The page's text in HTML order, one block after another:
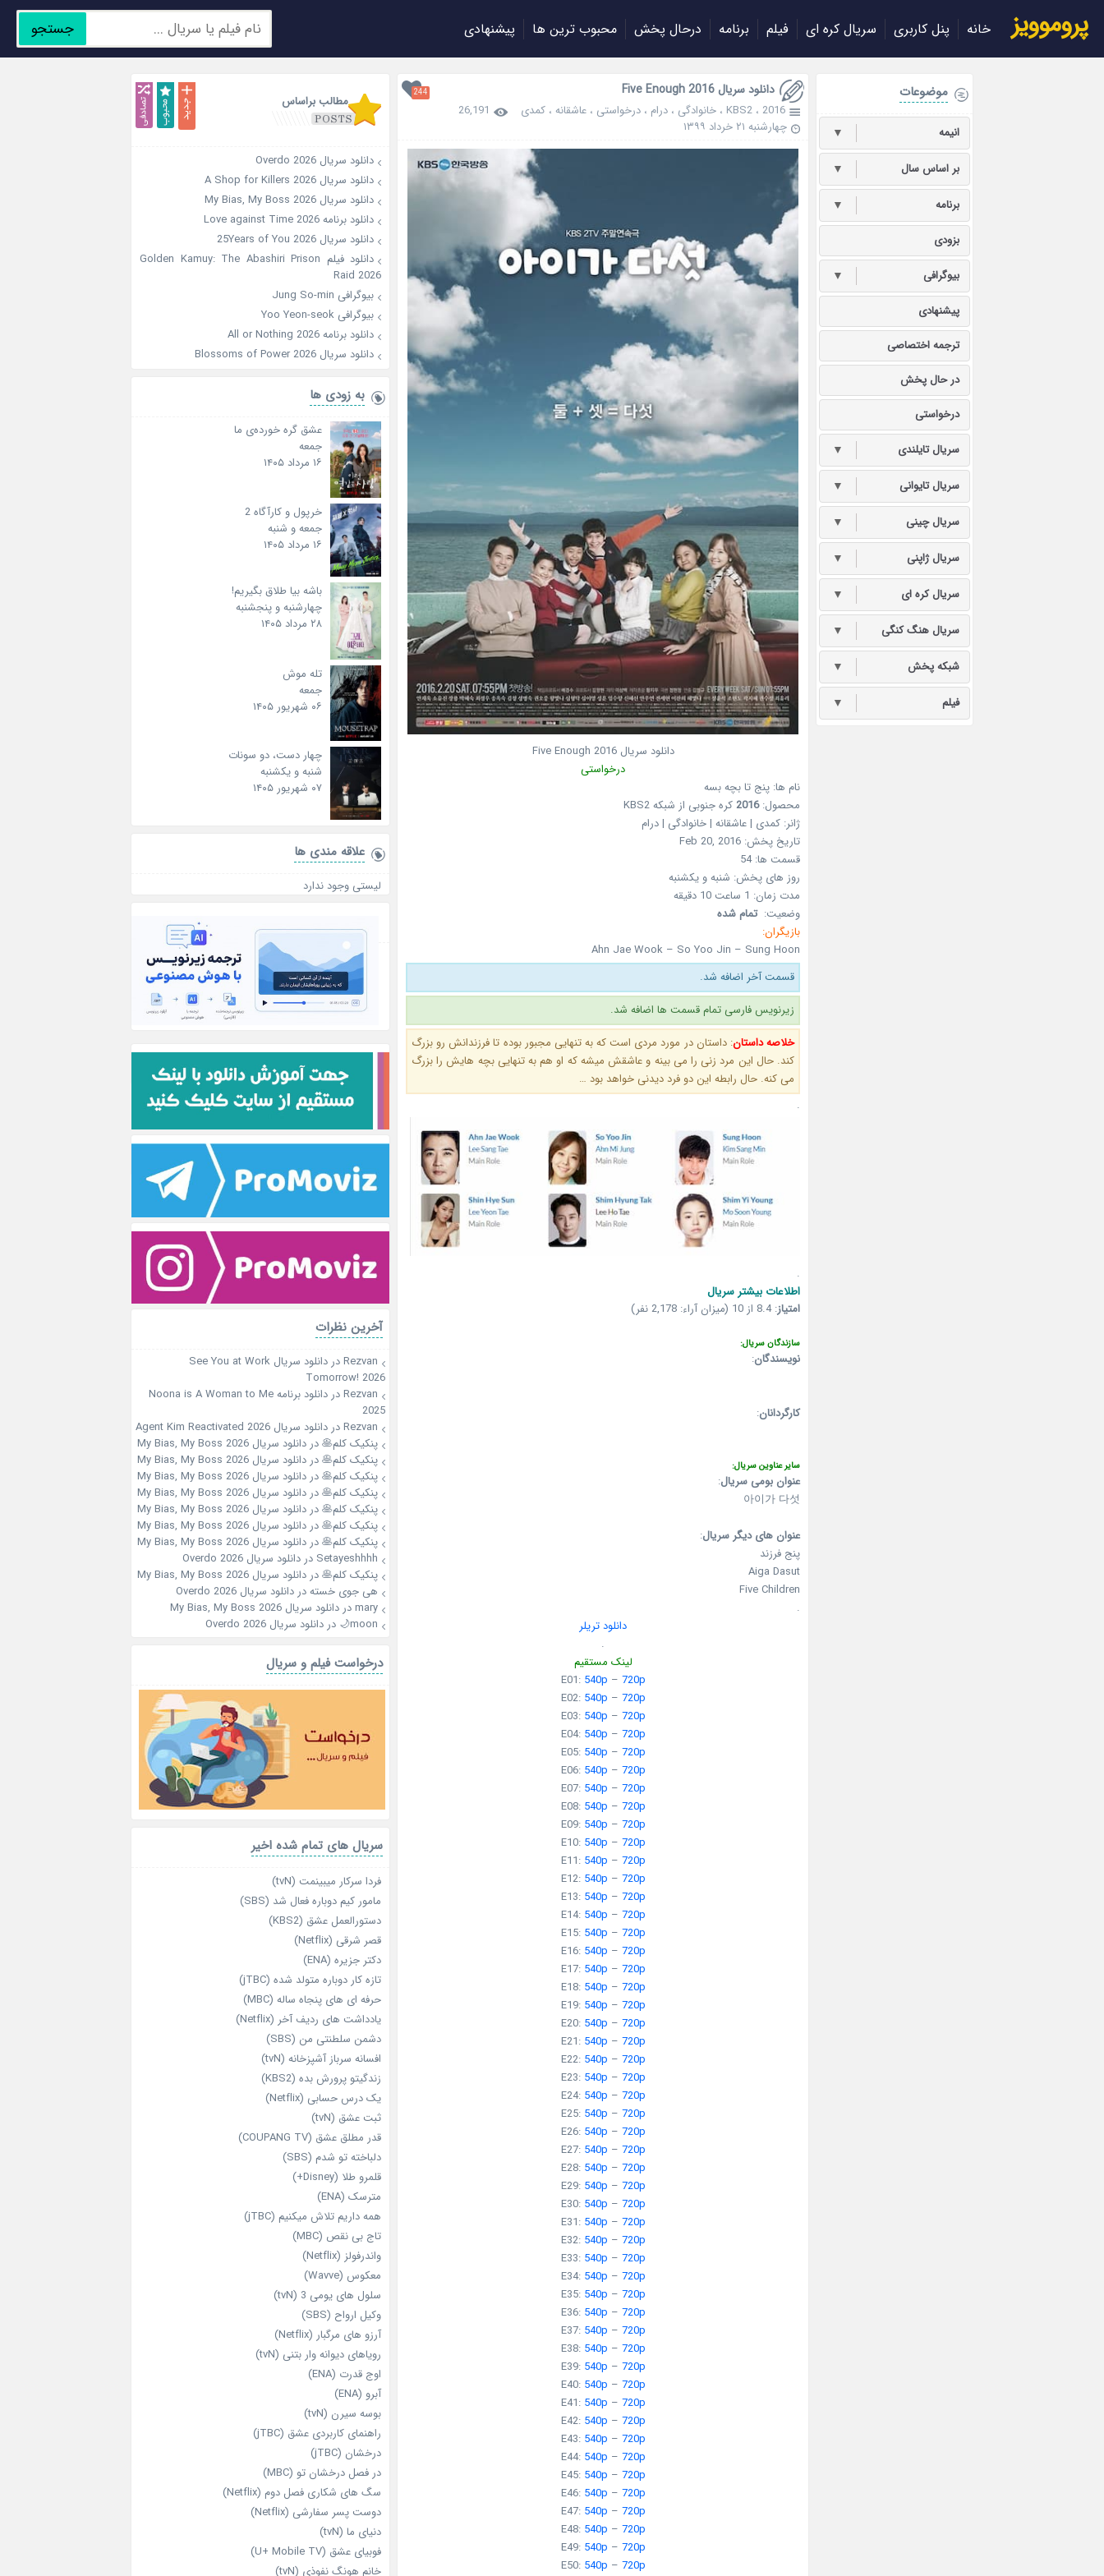
پروموویز خانه پنل کاربری سریال کره ای فیلم برنامه درحال پخش محبوب ترین ها پیشنهادی جستجو
دانلود سریال Five Enough 2016 244
2016 ، KBS2 ، خانوادگی ، درام ، درخواستی ، عاشقانه ، کمدی
26,191
چهارشنبه ۲۱ خرداد ۱۳۹۹
دانلود سریال Five Enough 2016
درخواستی
نام ها: پنج تا بچه بسه
محصول:2016کره جنوبی از شبکهKBS2
ژانر: کمدی | عاشقانه | خانوادگی | درام
تاریخ پخش: Feb 20, 2016
قسمت ها:54
روز های پخش: شنبه و یکشنبه
مدت زمان: 1 ساعت 10 دقیقه
وضعیت: تمام شده
بازیگران:
Ahn Jae Wook – So Yoo Jin – Sung Hoon
قسمت آخر اضافه شد.
زیرنویس فارسی تمام قسمت ها اضافه شد.
خلاصه داستان:داستان در مورد مردی است که به تنهایی مجبور بوده تا فرزندانش رو بزرگ
کند. حال این مرد زنی را می بینه و عاشقش میشه که او هم به تنهایی بچه هایش را بزرگ
می کنه. حال رابطه این دو فرد دیدنی خواهد بود …
.
.
اطلاعات بیشتر سریال
امتیاز:8.4 از 10 (میزان آراء: 2,178 نفر)
سازندگان سریال:
نویسندگان:
کارگردانان:
سایر عناوین سریال:
عنوان بومی سریال:
아이가 다섯
عنوان های دیگر سریال:
پنج فرزند
Aiga Dasut
Five Children
.
دانلود تریلر
.
لینک مستقیم
E01: 540p – 720p
E02: 540p – 720p
E03: 540p – 720p
E04: 540p – 720p
E05: 540p – 720p
E06: 540p – 720p
E07: 540p – 720p
E08: 540p – 720p
E09: 540p – 720p
E10: 540p – 720p
E11: 540p – 720p
E12: 540p – 720p
E13: 540p – 720p
E14: 540p – 720p
E15: 540p – 720p
E16: 540p – 720p
E17: 540p – 720p
E18: 540p – 720p
E19: 540p – 720p
E20: 540p – 720p
E21: 540p – 720p
E22: 540p – 720p
E23: 540p – 720p
E24: 540p – 720p
E25: 540p – 720p
E26: 540p – 720p
E27: 540p – 720p
E28: 540p – 720p
E29: 540p – 720p
E30: 540p – 720p
E31: 540p – 720p
E32: 540p – 720p
E33: 540p – 720p
E34: 540p – 720p
E35: 540p – 720p
E36: 540p – 720p
E37: 540p – 720p
E38: 540p – 720p
E39: 540p – 720p
E40: 540p – 720p
E41: 540p – 720p
E42: 540p – 720p
E43: 540p – 720p
E44: 540p – 720p
E45: 540p – 720p
E46: 540p – 720p
E47: 540p – 720p
E48: 540p – 720p
E49: 540p – 720p
E50: 540p – 720p
موضوعات
انیمه ▼
بر اساس سال ▼
برنامه ▼
بزودی
بیوگرافی ▼
پیشنهادی
ترجمه اختصاصی
در حال پخش
درخواستی
سریال تایلندی ▼
سریال تایوانی ▼
سریال چینی ▼
سریال ژاپنی ▼
سریال کره ای ▼
سریال هنگ کنگی ▼
شبکه پخش ▼
فیلم ▼
مطالب براساس
دانلود سریال Overdo 2026
دانلود سریال A Shop for Killers 2026
دانلود سریال My Bias, My Boss 2026
دانلود برنامه Love against Time 2026
دانلود سریال 25Years of You 2026
دانلود فیلم Golden Kamuy: The Abashiri Prison
Raid 2026
بیوگرافی Jung So-min
بیوگرافی Yoo Yeon-seok
دانلود برنامه All or Nothing 2026
دانلود سریال Blossoms of Power 2026
به زودی ها
عشق گره خورده‌ی ما
جمعه
۱۶ مرداد ۱۴۰۵
خرپول و کارآگاه 2
جمعه و شنبه
۱۶ مرداد ۱۴۰۵
باشه بیا طلاق بگیریم!
چهارشنبه و پنجشنبه
۲۸ مرداد ۱۴۰۵
تله موش
جمعه
۰۶ شهریور ۱۴۰۵
چهار دست، دو سونات
شنبه و یکشنبه
۰۷ شهریور ۱۴۰۵
علاقه‌ مندی ها
لیستی وجود ندارد
آخرین نظرات
Rezvanدر
دانلود سریال See You at Work
Tomorrow! 2026
Rezvanدر
دانلود برنامه Noona is A Woman to Me
2025
Rezvanدردانلود سریال Agent Kim Reactivated 2026
پنکیک کلم🥞دردانلود سریال My Bias, My Boss 2026
پنکیک کلم🥞دردانلود سریال My Bias, My Boss 2026
پنکیک کلم🥞دردانلود سریال My Bias, My Boss 2026
پنکیک کلم🥞دردانلود سریال My Bias, My Boss 2026
پنکیک کلم🥞دردانلود سریال My Bias, My Boss 2026
پنکیک کلم🥞دردانلود سریال My Bias, My Boss 2026
پنکیک کلم🥞دردانلود سریال My Bias, My Boss 2026
Setayeshhhh دردانلود سریال Overdo 2026
پنکیک کلم🥞دردانلود سریال My Bias, My Boss 2026
هی جوی خستهدردانلود سریال Overdo 2026
‌maryدردانلود سریال My Bias, My Boss 2026
moon🌙
دردانلود سریال Overdo 2026
درخواست فیلم و سریال
سریال های تمام شده اخیر
فردا سرکار میبینمت (tvN)
مامور کیم دوباره فعال شد (SBS)
دستورالعمل عشق (KBS2)
قصر شرقی (Netflix)
دکتر جزیره (ENA)
تازه‌ کار دوباره‌ متولد شده (jTBC)
حرفه‌ ای‌ های پنجاه‌ ساله (MBC)
یادداشت‌ های ردیف آخر (Netflix)
دشمن سلطنتی من (SBS)
افسانه سرباز آشپزخانه (tvN)
زندگیتو پرورش بده (KBS2)
یک درس حسابی (Netflix)
ثبت عشق (tvN)
قدر مطلق عشق (COUPANG TV)
دلباخته تو شدم (SBS)
قلمرو طلا (Disney+)
مترسک (ENA)
همه داریم تلاش میکنیم (jTBC)
تاج بی‌ نقص (MBC)
واندرفولز (Netflix)
معکوس (Wavve)
سلول های یومی 3 (tvN)
وکیل ارواح (SBS)
آرزو های مرگبار (Netflix)
رویاهای دیوانه‌ وار بتنی (tvN)
اوج قدرت (ENA)
آبرو (ENA)
بوسه سیرن (tvN)
راهنمای کاربردی عشق (jTBC)
درخشان (jTBC)
در فصل درخشان تو (MBC)
سگ های شکاری فصل دوم (Netflix)
دوست‌ پسر سفارشی (Netflix)
دنیای ما (tvN)
فوبیای عشق (U+ Mobile TV)
خانم هونگ نفوذی (tvN)